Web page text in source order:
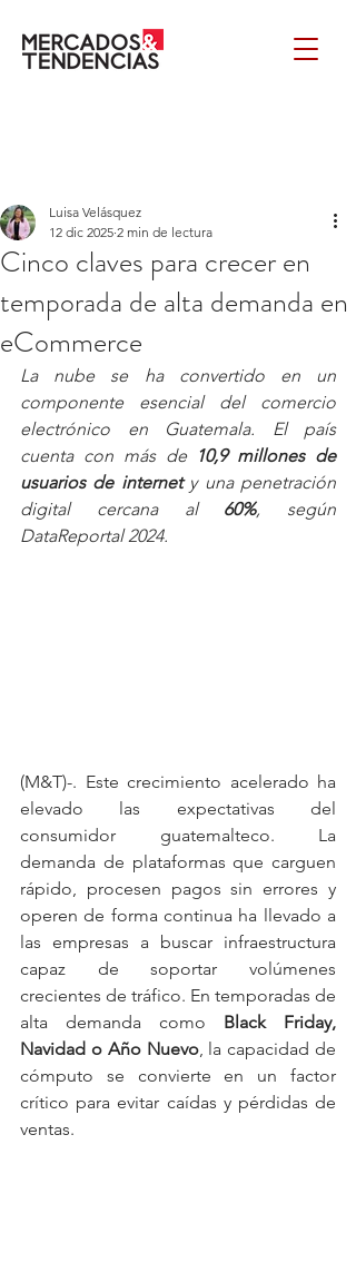
Cinco claves para crecer en
temporada de alta demanda en
eCommerce
Luisa Velásquez
12 dic 2025 2 min de lectura
La nube se ha convertido en un
componente esencial del comercio
electrónico en Guatemala. El país
cuenta con más de 10,9 millones de
usuarios de internet y una penetración
digital cercana al 60%, según
DataReportal 2024.
(M&T)-. Este crecimiento acelerado ha
elevado las expectativas del
consumidor guatemalteco. La
demanda de plataformas que carguen
rápido, procesen pagos sin errores y
operen de forma continua ha llevado a
las empresas a buscar infraestructura
capaz de soportar volúmenes
crecientes de tráfico. En temporadas de
alta demanda como Black Friday,
Navidad o Año Nuevo, la capacidad de
cómputo se convierte en un factor
crítico para evitar caídas y pérdidas de
ventas.